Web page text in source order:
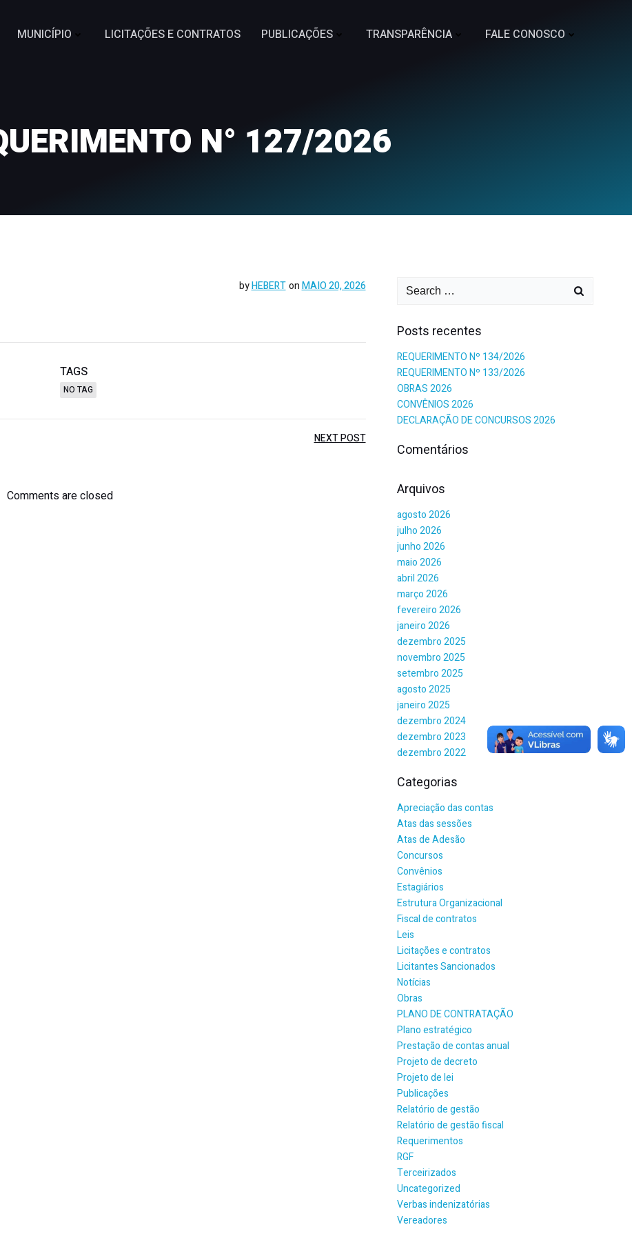
MUNICÍPIO LICITAÇÕES E CONTRATOS PUBLICAÇÕES TRANSPARÊNCIA FALE CONOSCO
N° 127/2026
byHEBERT onMAIO 20, 2026
TAGS
NO TAG
NEXT POST
Comments are closed
Posts recentes
REQUERIMENTO Nº 134/2026
REQUERIMENTO Nº 133/2026
OBRAS 2026
CONVÊNIOS 2026
DECLARAÇÃO DE CONCURSOS 2026
Comentários
Arquivos
agosto 2026
julho 2026
junho 2026
maio 2026
abril 2026
março 2026
fevereiro 2026
janeiro 2026
dezembro 2025
novembro 2025
setembro 2025
agosto 2025
janeiro 2025
dezembro 2024
dezembro 2023
dezembro 2022
Categorias
Apreciação das contas
Atas das sessões
Atas de Adesão
Concursos
Convênios
Estagiários
Estrutura Organizacional
Fiscal de contratos
Leis
Licitações e contratos
Licitantes Sancionados
Notícias
Obras
PLANO DE CONTRATAÇÃO
Plano estratégico
Prestação de contas anual
Projeto de decreto
Projeto de lei
Publicações
Relatório de gestão
Relatório de gestão fiscal
Requerimentos
RGF
Terceirizados
Uncategorized
Verbas indenizatórias
Vereadores